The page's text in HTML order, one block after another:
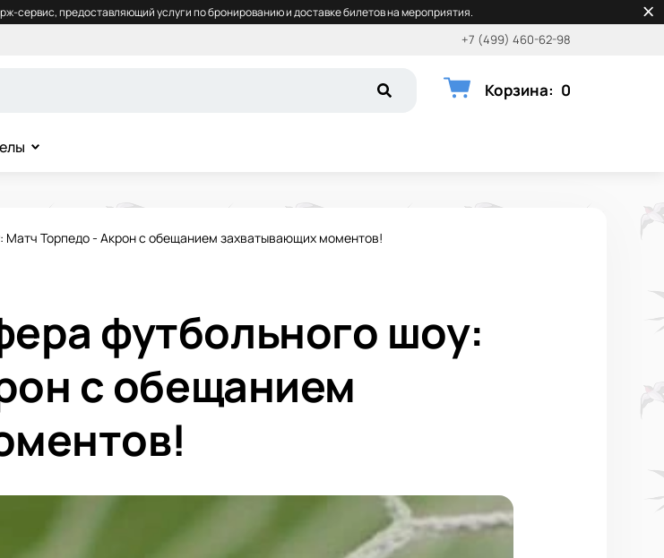
сервис, предоставляющий услуги по бронированию и доставке билетов на мероприятия.
+7 (499) 460-62-98
Корзина: 0
Торпедо - Акрон с обещанием захватывающих моментов!
футбольного шоу:
с обещанием